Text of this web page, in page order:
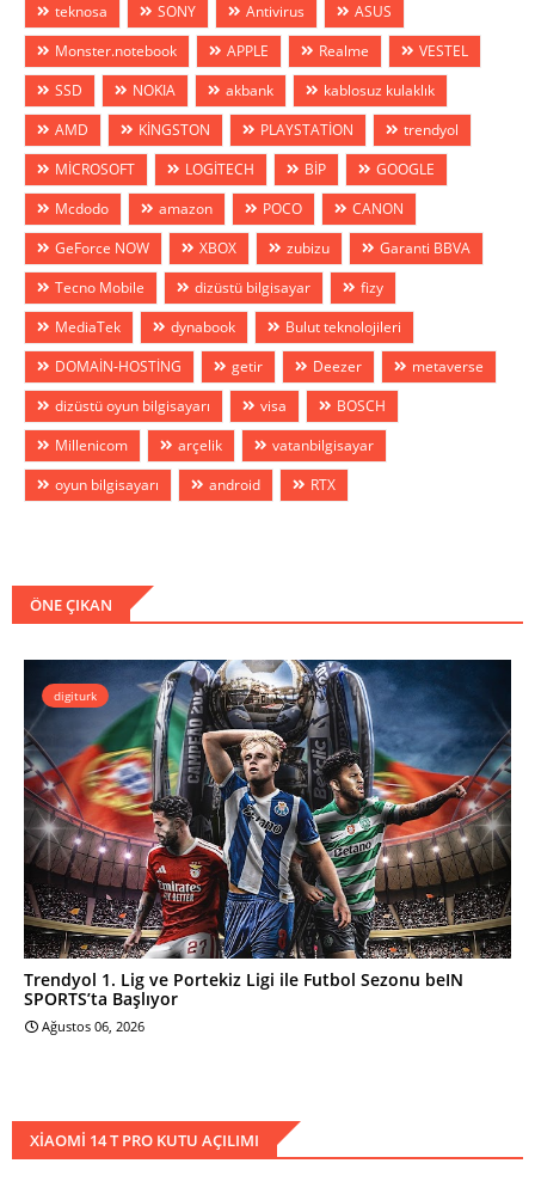
teknosa
SONY Antivirus
ASUS
Monster.notebook
APPLE Realme
VESTEL
SSD
NOKIA akbank
kablosuz kulaklık
AMD
KİNGSTON PLAYSTATİON
trendyol
MİCROSOFT
LOGİTECH BİP
GOOGLE
Mcdodo
amazon POCO
CANON
GeForce NOW
XBOX zubizu
Garanti BBVA
Tecno Mobile
dizüstü bilgisayar
fizy
MediaTek
dynabook
Bulut teknolojileri
DOMAİN-HOSTİNG
getir Deezer
metaverse
dizüstü oyun bilgisayarı
visa
BOSCH
Millenicom
arçelik
vatanbilgisayar
oyun bilgisayarı
android RTX
ÖNE ÇIKAN
digiturk
Trendyol 1. Lig ve Portekiz Ligi ile Futbol Sezonu beIN
SPORTS’ta Başlıyor
Ağustos 06, 2026
XIAOMI 14 T PRO KUTU AÇILIMI